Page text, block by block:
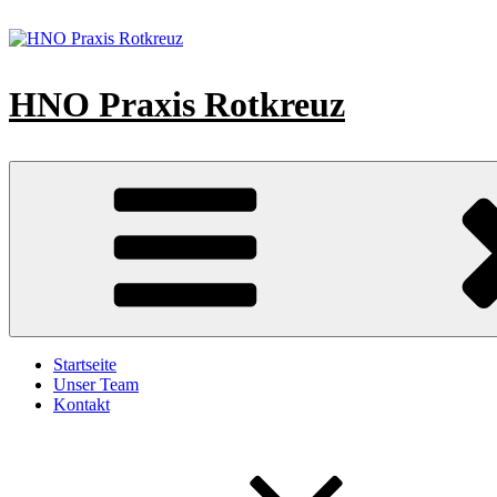
Inhalt
HNO Praxis Rotkreuz
Startseite
Unser Team
Kontakt